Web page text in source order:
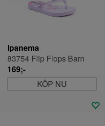
Ipanema
83754 Flip Flops Barn
169;-
KÖP NU